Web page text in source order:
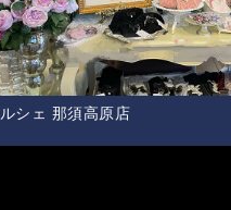
シェ 那須高原店